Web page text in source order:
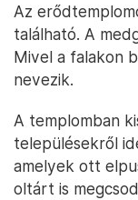
Az
található. A
Mivel a falakon
nevezik.
A templomban
településekről
amelyek ott
oltárt is